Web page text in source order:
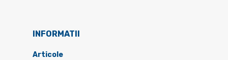
INFORMATII
Articole